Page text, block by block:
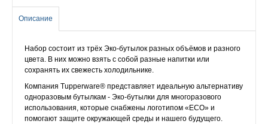
Описание
Набор состоит из трёх Эко-бутылок разных объёмов и разного
цвета. В них можно взять с собой разные напитки или
сохранять их свежесть холодильнике.
Компания Tupperware® представляет идеальную альтернативу
одноразовым бутылкам - Эко-бутылки для многоразового
использования, которые снабжены логотипом «ECO» и
помогают защите окружающей среды и нашего будущего.